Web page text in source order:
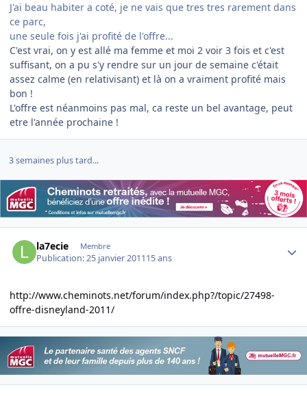
J'ai beau habiter a coté, je ne vais que tres tres rarement dans
ce parc,
une seule fois j'ai profité de l'offre...
C'est vrai, on y est allé ma femme et moi 2 voir 3 fois et c'est
suffisant, on a pu s'y rendre sur un jour de semaine c'était
assez calme (en relativisant) et là on a vraiment profité mais
bon !
L'offre est néanmoins pas mal, ca reste un bel avantage, peut
etre l'année prochaine !
3 semaines plus tard...
la7ecie Membre
Publication:25 janvier 201115 ans
http://www.cheminots.net/forum/index.php?/topic/27498-
offre-disneyland-2011/